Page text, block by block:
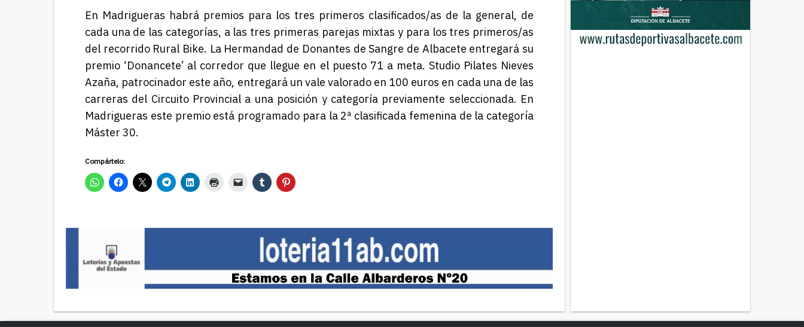
En Madrigueras habrá premios para los tres primeros clasificados/as de la general, de
cada una de las categorías, alas tres primeras parejas mixtas y paralos tres primeros/as
del recorrido Rural Bike. La Hermandad de Donantes de Sangre de Albacete entregará su
premio ‘Donancete’ al corredor que llegue en el puesto 71 a meta. Studio Pilates Nieves
Azaña, patrocinador este año, entregará un vale valorado en 100 euros en cada una de las
carreras del Circuito Provincial a una posición y categoría previamente seleccionada. En
Madrigueras este premio está programado para la 2ª clasificada femeninade la categoría
Máster 30.
Compártelo: